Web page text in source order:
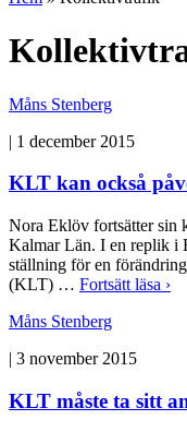
Måns Stenberg
| 1 december 2015
KLT kan också
Nora Eklöv fortsätter sin
Kalmar Län. I en replik i
ställning för en
(KLT) … Fortsätt läsa ›
Måns Stenberg
| 3 november 2015
KLT måste ta sitt